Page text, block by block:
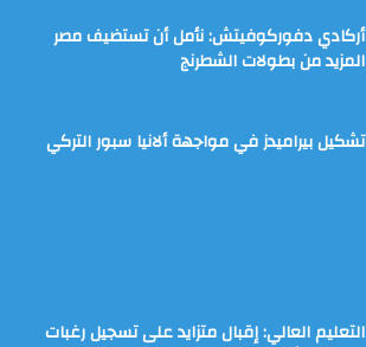
أركادي دفوركوفيتش: نأمل أن تستضيف مصر
المزيد من بطولات الشطرنج
تشكيل بيراميدز في مواجهة ألانيا سبور التركي
التعليم العالي: إقبال متزايد على تسجيل رغبات